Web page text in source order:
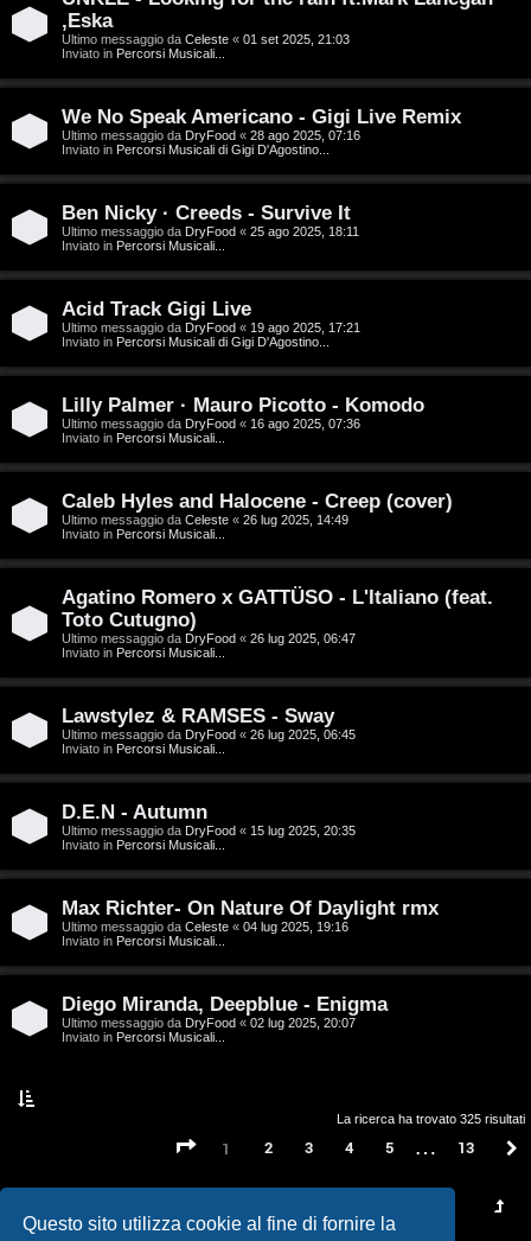
Questo sito utilizza cookie al fine di fornire la
t
v
i
C
e
r
c
a
F
A
Q
,Eska
Ultimo messaggio da Celeste « 01 set 2025, 21:03
Inviato in Percorsi Musicali...
We No Speak Americano - Gigi Live Remix
Ultimo messaggio da DryFood « 28 ago 2025, 07:16
Inviato in Percorsi Musicali di Gigi D'Agostino...
Ben Nicky · Creeds - Survive It
Ultimo messaggio da DryFood « 25 ago 2025, 18:11
Inviato in Percorsi Musicali...
Acid Track Gigi Live
Ultimo messaggio da DryFood « 19 ago 2025, 17:21
Inviato in Percorsi Musicali di Gigi D'Agostino...
Lilly Palmer · Mauro Picotto - Komodo
Ultimo messaggio da DryFood « 16 ago 2025, 07:36
Inviato in Percorsi Musicali...
Caleb Hyles and Halocene - Creep (cover)
Ultimo messaggio da Celeste « 26 lug 2025, 14:49
Inviato in Percorsi Musicali...
Agatino Romero x GATTÜSO - L'Italiano (feat.
Toto Cutugno)
Ultimo messaggio da DryFood « 26 lug 2025, 06:47
Inviato in Percorsi Musicali...
Lawstylez & RAMSES - Sway
Ultimo messaggio da DryFood « 26 lug 2025, 06:45
Inviato in Percorsi Musicali...
D.E.N - Autumn
Ultimo messaggio da DryFood « 15 lug 2025, 20:35
Inviato in Percorsi Musicali...
Max Richter- On Nature Of Daylight rmx
Ultimo messaggio da Celeste « 04 lug 2025, 19:16
Inviato in Percorsi Musicali...
Diego Miranda, Deepblue - Enigma
Ultimo messaggio da DryFood « 02 lug 2025, 20:07
Inviato in Percorsi Musicali...
La ricerca ha trovato 325 risultati
Pagina di
1 2 3 4 5 … 13
c
a
:
C
D
/
V
i
n
i
l
i
/
D
g
i
t
a
S
t
o
r
e
:
G